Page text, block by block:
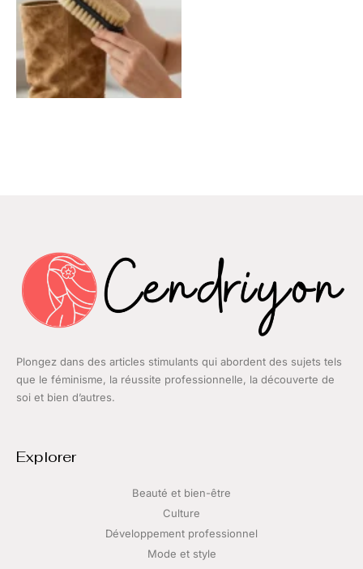
Plongez dans des articles stimulants qui abordent des sujets tels
que le féminisme, la réussite professionnelle, la découverte de
soi et bien d’autres.
Explorer
Beauté et bien-être
Culture
Développement professionnel
Mode et style